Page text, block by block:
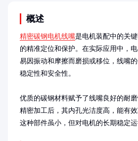
概述
精密碳钢电机线嘴是电机装配中的关
的精准定位和保护。在实际应用中，
易因振动和摩擦而磨损或移位，线嘴
稳定性和安全性。
优质的碳钢材料赋予了线嘴良好的耐
精密加工后，其内孔光洁度高，能有效
这种部件虽小，但对电机的长期稳定运